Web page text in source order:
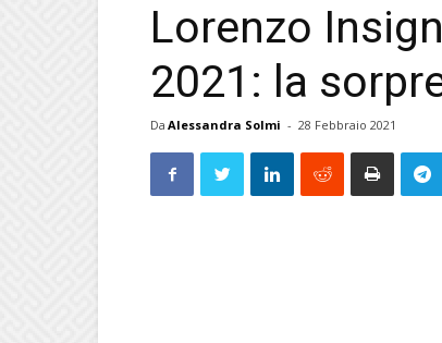
Lorenzo
2021: la
Da Alessandra Solmi - 28 Febbraio 2021